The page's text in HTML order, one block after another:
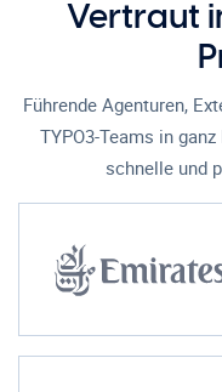
Vertraut
Führende Agenturen,
TYPO3-Teams in
schnelle und